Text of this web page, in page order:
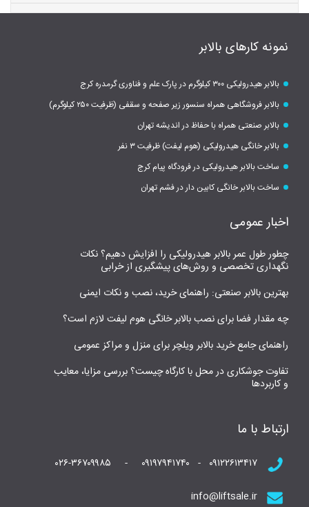
نمونه کارهای بالابر
بالابر هیدرولیکی ۳۰۰ کیلوگرم در پارک علم و فناوری گرمدره کرج
بالابر فروشگاهی همراه سنسور زیر صفحه و سقفی (ظرفیت ۲۵۰ کیلوگرم)
بالابر صنعتی همراه با حفاظ در اندیشه تهران
بالابر خانگی هیدرولیکی (هوم لیفت) ظرفیت ۳ نفر
ساخت بالابر هیدرولیکی در فرودگاه پیام کرج
ساخت بالابر خانگی کابین دار در فشم تهران
اخبار عمومی
چطور طول عمر بالابر هیدرولیکی را افزایش دهیم؟ نکات
نگهداری تخصصی و روش‌های پیشگیری از خرابی
بهترین بالابر صنعتی: راهنمای خرید، نصب و نکات ایمنی
چه مقدار فضا برای نصب بالابر خانگی هوم لیفت لازم است؟
راهنمای جامع خرید بالابر ویلچر برای منزل و مراکز عمومی
تفاوت جوشکاری در محل با کارگاه چیست؟ بررسی مزایا، معایب
و کاربردها
ارتباط با ما
۰۹۱۲۲۶۱۳۴۱۷ - ۰۹۱۹۷۹۴۱۷۴۰ - ۰۲۶-۳۶۷۰۹۹۸۵
info@liftsale.ir